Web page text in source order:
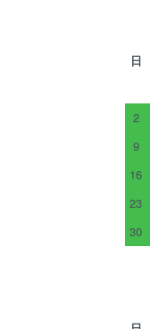
日
2
9
16
23
30